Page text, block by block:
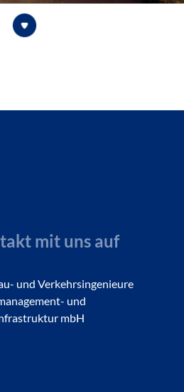
mit uns auf
und Verkehrsingenieure
und
mbH